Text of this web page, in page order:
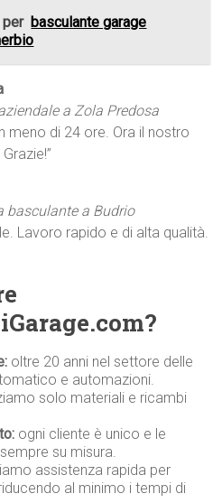
per basculante garage
a Zola Predosa
meno di 24 ore. Ora il nostro
basculante a Budrio
Lavoro rapido e di alta qualità.
oltre 20 anni nel settore delle
e automazioni.
solo materiali e ricambi
ogni cliente è unico e le
su misura.
assistenza rapida per
al minimo i tempi di